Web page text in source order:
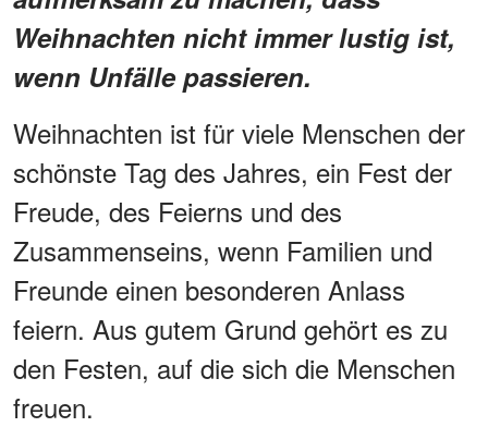
Weihnachten nicht immer lustig ist,
wenn Unfälle passieren.
Weihnachten ist für viele Menschen der
schönste Tag des Jahres, ein Fest der
Freude, des Feierns und des
Zusammenseins, wenn Familien und
Freunde einen besonderen Anlass
feiern. Aus gutem Grund gehört es zu
den Festen, auf die sich die Menschen
freuen.